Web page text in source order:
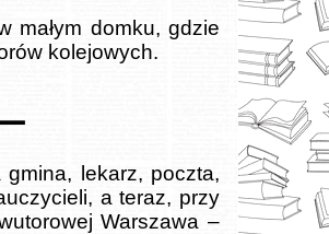
małym domku, gdzie
kolejowych.
gmina, lekarz, poczta,
a teraz, przy
Warszawa –